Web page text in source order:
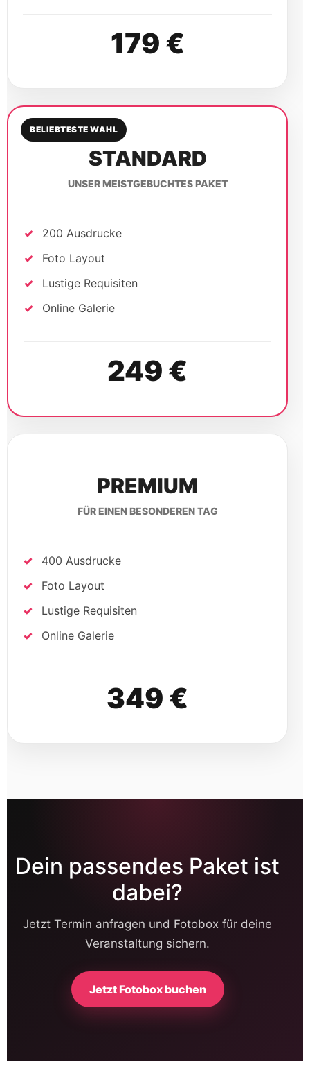
179 €
BELIEBTESTE WAHL
STANDARD
UNSER MEISTGEBUCHTES PAKET
200 Ausdrucke
Foto Layout
Lustige Requisiten
Online Galerie
249 €
PREMIUM
FÜR EINEN BESONDEREN TAG
400 Ausdrucke
Foto Layout
Lustige Requisiten
Online Galerie
349 €
Dein passendes Paket ist
dabei?
Jetzt Termin anfragen und Fotobox für deine
Veranstaltung sichern.
Jetzt Fotobox buchen